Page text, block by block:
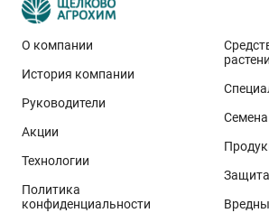
Мичурина» заложили опыт в
сорте яблони Богатырь. В рамках
были представлены контроль (без
варианта защиты по вегетации:
хозяйственная схема –
препараты иностранного
первая опытная схема –
О компании
История компании
Руководители
Акции
Технологии
Политика
конфиденциальности
Семена